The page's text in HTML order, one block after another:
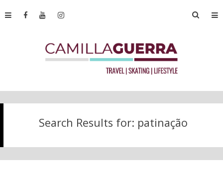
Search Results for: patinação